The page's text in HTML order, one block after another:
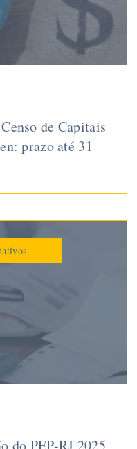
de Capitais
prazo até 31
do PEP-RJ 2025